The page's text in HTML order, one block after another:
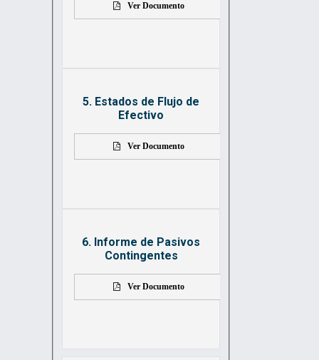
Ver Documento
5. Estados de Flujo de
Efectivo
Ver Documento
6. Informe de Pasivos
Contingentes
Ver Documento